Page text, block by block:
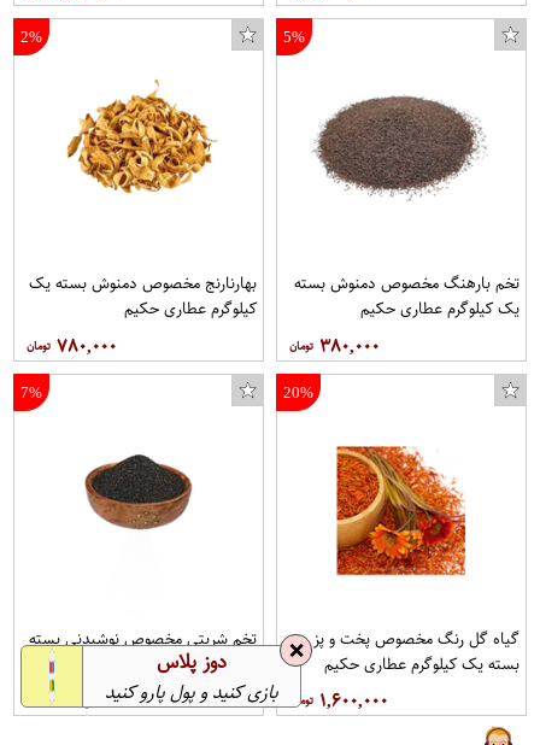
5%
تخم بارهنگ مخصوص دمنوش بسته
یک کیلوگرم عطاری حکیم
۳۸۰,۰۰۰
2%
بهارنارنج مخصوص دمنوش بسته یک
کیلوگرم عطاری حکیم
۷۸۰,۰۰۰
20%
گیاه گل رنگ مخصوص پخت و پز
بسته یک کیلوگرم عطاری حکیم
۱,۶۰۰,۰۰۰
7%
تخم شربتی مخصوص نوشیدنی بسته
یک کیلوگرم عطاری حکیم
۲۸۰,۰۰۰
❌ دوز پلاس
بازی کنید و پول پارو کنید